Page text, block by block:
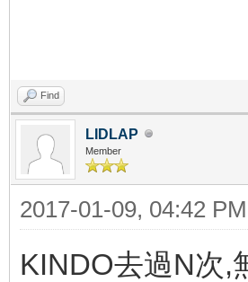
Find
LIDLAP
Member
2017-01-09, 04:42 PM
KINDO去過N次,